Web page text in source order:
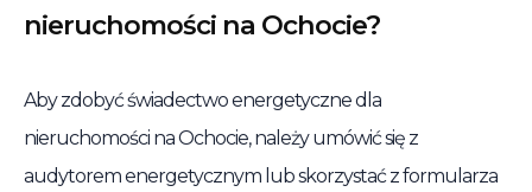
nieruchomości na Ochocie?
Aby zdobyć świadectwo energetyczne dla
nieruchomości na Ochocie, należy umówić się z
audytorem energetycznym lub skorzystać z formularza